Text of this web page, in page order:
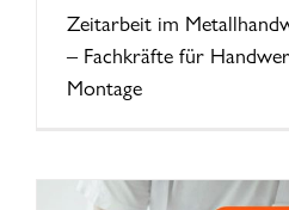
Zeitarbeit im
– Fachkräfte für
Montage